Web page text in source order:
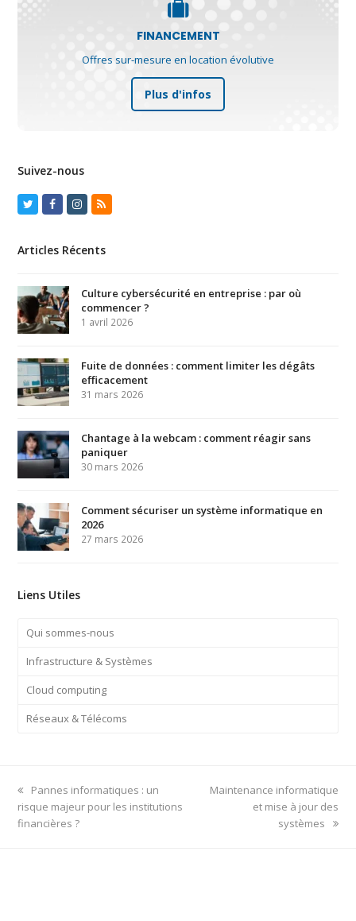
FINANCEMENT
Offres sur-mesure en location évolutive
Plus d'infos
Suivez-nous
TwitterFacebook
Instagram
RSS
Articles Récents
Culture cybersécurité en entreprise : par où
commencer ?
1 avril 2026
Fuite de données : comment limiter les dégâts
efficacement
31 mars 2026
Chantage à la webcam : comment réagir sans
paniquer
30 mars 2026
Comment sécuriser un système informatique en
2026
27 mars 2026
Liens Utiles
Qui sommes-nous
Infrastructure & Systèmes
Cloud computing
Réseaux & Télécoms
previous
post:
Pannes informatiques : un
risque majeur pour les institutions
financières ?
next
Maintenance informatique
et mise à jour des
systèmes